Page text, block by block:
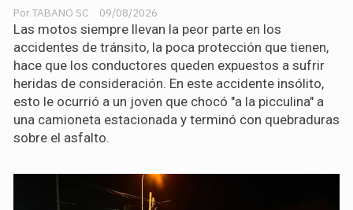
TABANO SC 09/08/2026
Las motos siempre llevan la peor parte en los
accidentes de tránsito, la poca protección que tienen,
hace que los conductores queden expuestos a sufrir
heridas de consideración. En este accidente insólito,
esto le ocurrió a un joven que chocó "a la picculina" a
una camioneta estacionada y terminó con quebraduras
sobre el asfalto.